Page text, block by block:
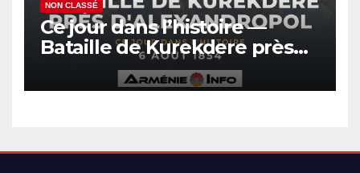
NON CLASSÉ
Ce jour dans l’histoire —
Bataille de Kurekdere près
d’Alexandropol